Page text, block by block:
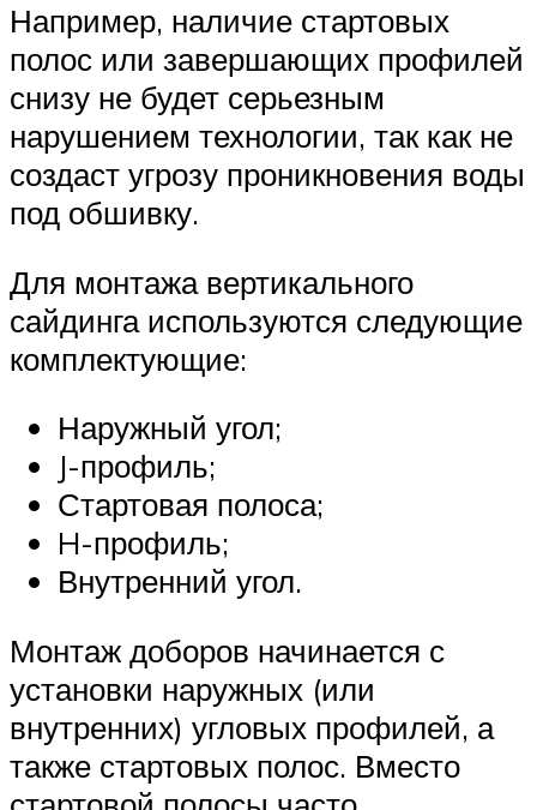
Например, наличие стартовых
полос или завершающих профилей
снизу не будет серьезным
нарушением технологии, так как не
создаст угрозу проникновения воды
под обшивку.
Для монтажа вертикального
сайдинга используются следующие
комплектующие:
Наружный угол;
J-профиль;
Стартовая полоса;
H-профиль;
Внутренний угол.
Монтаж доборов начинается с
установки наружных (или
внутренних) угловых профилей, а
также стартовых полос. Вместо